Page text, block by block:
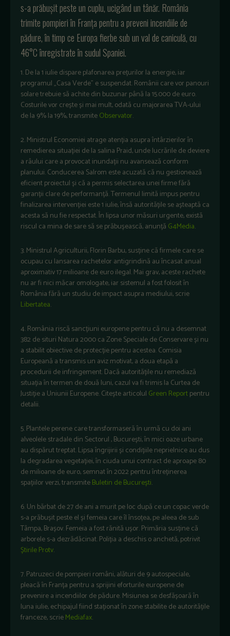
s-a prăbușit peste un cuplu, ucigând un tânăr. România
trimite pompieri în Franța pentru a preveni incendiile de
pădure, în timp ce Europa fierbe sub un val de caniculă, cu
46°C înregistrate în sudul Spaniei.
1. De la 1 iulie dispare plafonarea prețurilor la energie, iar
programul „Casa Verde” e suspendat. Românii care vor panouri
solare trebuie să achite din buzunar până la 15.000 de euro.
Costurile vor crește și mai mult, odată cu majorarea TVA-ului
de la 9% la 19%, transmiteObservator.
2. Ministrul Economiei atrage atenția asupra întârzierilor în
remedierea situației de la salina Praid, unde lucrările de deviere
a râului care a provocat inundații nu avansează conform
planului. Conducerea Salrom este acuzată că nu gestionează
eficient proiectul și că a permis selectarea unei firme fără
garanții clare de performanță. Termenul limită impus pentru
finalizarea intervenției este 1 iulie, însă autoritățile se așteaptă ca
acesta să nu fie respectat. În lipsa unor măsuri urgente, există
riscul ca mina de sare să se prăbușească, anunță G4Media.
3. Ministrul Agriculturii, Florin Barbu, susține că firmele care se
ocupau cu lansarea rachetelor antigrindină au încasat anual
aproximativ 17 milioane de euro ilegal. Mai grav, aceste rachete
nu ar fi nici măcar omologate, iar sistemul a fost folosit în
România fără un studiu de impact asupra mediului, scrie
Libertatea.
4. România riscă sancțiuni europene pentru că nu a desemnat
382 de situri Natura 2000 ca Zone Speciale de Conservare și nu
a stabilit obiective de protecție pentru acestea. Comisia
Europeană a transmis un aviz motivat, a doua etapă a
procedurii de infringement. Dacă autoritățile nu remediază
situația în termen de două luni, cazul va fi trimis la Curtea de
Justiție a Uniunii Europene. Citește articolul Green Reportpentru
detalii.
5. Plantele perene care transformaseră în urmă cu doi ani
alveolele stradale din Sectorul , București, în mici oaze urbane
au dispărut treptat. Lipsa îngrijirii și condițiile neprielnice au dus
la degradarea vegetației, în ciuda unui contract de aproape 80
de milioane de euro, semnat în 2022 pentru întreținerea
spațiilor verzi, transmiteBuletin de București.
6. Un bărbat de 27 de ani a murit pe loc după ce un copac verde
s-a prăbușit peste el și femeia care îl însoțea, pe aleea de sub
Tâmpa, Brașov. Femeia a fost rănită ușor. Primăria susține că
arborele s-a dezrădăcinat. Poliția a deschis o anchetă, potrivit
Știrile Protv.
7. Patruzeci de pompieri români, alături de 9 autospeciale,
pleacă în Franța pentru a sprijini eforturile europene de
prevenire a incendiilor de pădure. Misiunea se desfășoară în
luna iulie, echipajul fiind staționat în zone stabilite de autoritățile
franceze, scrieMediafax.